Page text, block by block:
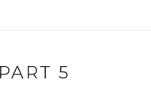
5